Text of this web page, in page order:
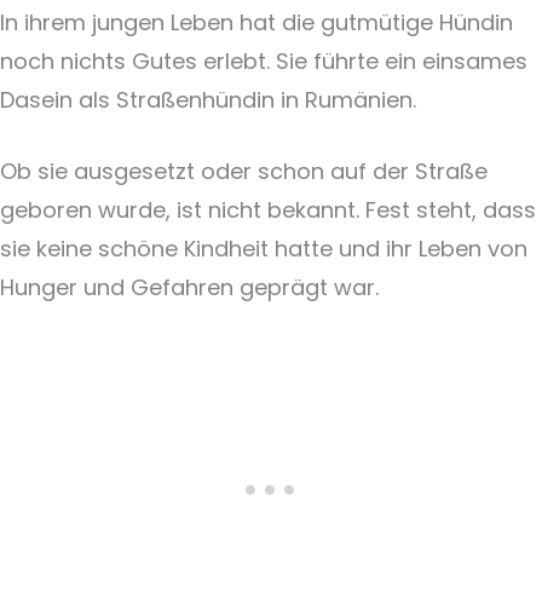
In ihrem jungen Leben hat die gutmütige Hündin
noch nichts Gutes erlebt. Sie führte ein einsames
Dasein als Straßenhündin in Rumänien.
Ob sie ausgesetzt oder schon auf der Straße
geboren wurde, ist nicht bekannt. Fest steht, dass
sie keine schöne Kindheit hatte und ihr Leben von
Hunger und Gefahren geprägt war.